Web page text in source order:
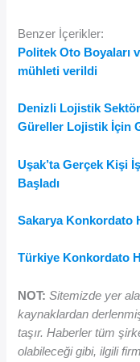
Benzer İçerikler:
Politek Oto Boyaları
mühleti verildi
Denizli Lojistik
Güreller Lojistik İçin
Uşak’ta Gerçek Kişi
Başladı
Sakarya Konkordato
Türkiye Konkordato
NOT:Sitemizde yer
kaynaklardan
taşır. Haberler tüm
olabileceği gibi, ilgili